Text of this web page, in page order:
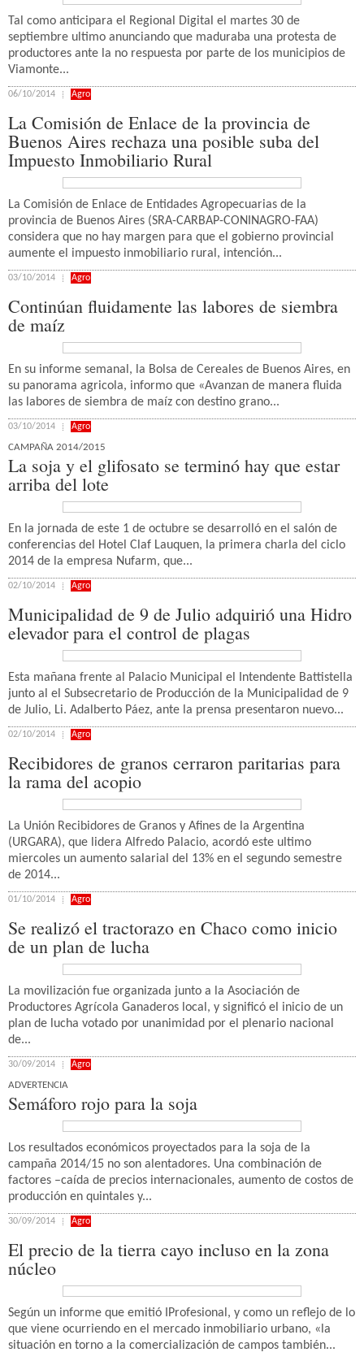
Tal como anticipara el Regional Digital el martes 30 de
septiembre ultimo anunciando que maduraba una protesta de
productores ante la no respuesta por parte de los municipios de
Viamonte...
06/10/2014 Agro
La Comisión de Enlace de la provincia de
Buenos Aires rechaza una posible suba del
Impuesto Inmobiliario Rural
La Comisión de Enlace de Entidades Agropecuarias de la
provincia de Buenos Aires (SRA-CARBAP-CONINAGRO-FAA)
considera que no hay margen para que el gobierno provincial
aumente el impuesto inmobiliario rural, intención...
03/10/2014 Agro
Continúan fluidamente las labores de siembra
de maíz
En su informe semanal, la Bolsa de Cereales de Buenos Aires, en
su panorama agricola, informo que «Avanzan de manera fluida
las labores de siembra de maíz con destino grano...
03/10/2014 Agro
CAMPAÑA 2014/2015
La soja y el glifosato se terminó hay que estar
arriba del lote
En la jornada de este 1 de octubre se desarrolló en el salón de
conferencias del Hotel Claf Lauquen, la primera charla del ciclo
2014 de la empresa Nufarm, que...
02/10/2014 Agro
Municipalidad de 9 de Julio adquirió una Hidro
elevador para el control de plagas
Esta mañana frente al Palacio Municipal el Intendente Battistella
junto al el Subsecretario de Producción de la Municipalidad de 9
de Julio, Li. Adalberto Páez, ante la prensa presentaron nuevo...
02/10/2014 Agro
Recibidores de granos cerraron paritarias para
la rama del acopio
La Unión Recibidores de Granos y Afines de la Argentina
(URGARA), que lidera Alfredo Palacio, acordó este ultimo
miercoles un aumento salarial del 13% en el segundo semestre
de 2014...
01/10/2014 Agro
Se realizó el tractorazo en Chaco como inicio
de un plan de lucha
La movilización fue organizada junto a la Asociación de
Productores Agrícola Ganaderos local, y significó el inicio de un
plan de lucha votado por unanimidad por el plenario nacional
de...
30/09/2014 Agro
ADVERTENCIA
Semáforo rojo para la soja
Los resultados económicos proyectados para la soja de la
campaña 2014/15 no son alentadores. Una combinación de
factores –caída de precios internacionales, aumento de costos de
producción en quintales y...
30/09/2014 Agro
El precio de la tierra cayo incluso en la zona
núcleo
Según un informe que emitió IProfesional, y como un reflejo de lo
que viene ocurriendo en el mercado inmobiliario urbano, «la
situación en torno a la comercialización de campos también...